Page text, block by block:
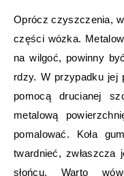
Oprócz czyszczenia,
części wózka.
na wilgoć, powinny
rdzy. W przypadku jej
pomocą drucianej
metalową
pomalować. Koła
twardnieć,
słońcu. Warto